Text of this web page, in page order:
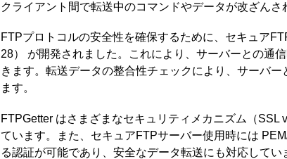
クライアント間で転送中のコマンドやデータが改ざんさ
FTPプロトコルの安全性を確保するために、セキュア
28） が開発されました。これにより、サーバーとの通
きます。転送データの整合性チェックにより、サーバ
ます。
FTPGetter はさまざまなセキュリティメカニズム（
ています。また、セキュアFTPサーバー使用時には
る認証が可能であり、安全なデータ転送にも対応してい